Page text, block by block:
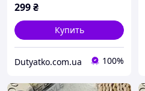
299₴
Купить
Dutyatko.com.ua 100%